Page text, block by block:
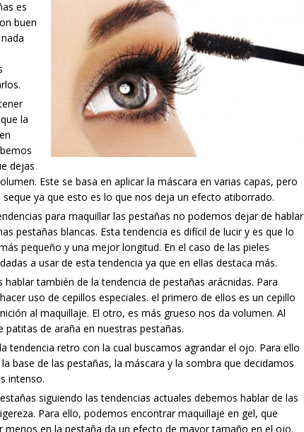
es
buen
la
dejas
Este se basa en aplicar la máscara en varias capas, pero
ya que esto es lo que nos deja un efecto atiborrado.
para maquillar las pestañas no podemos dejar de hablar
pestañas blancas. Esta tendencia es difícil de lucir y es que lo
pequeño y una mejor longitud. En el caso de las pieles
a usar de esta tendencia ya que en ellas destaca más.
también de la tendencia de pestañas arácnidas. Para
uso de cepillos especiales. el primero de ellos es un cepillo
al maquillaje. El otro, es más grueso nos da volumen. Al
de araña en nuestras pestañas.
tendencia retro con la cual buscamos agrandar el ojo. Para ello
base de las pestañas, la máscara y la sombra que decidamos
intenso.
siguiendo las tendencias actuales debemos hablar de las
Para ello, podemos encontrar maquillaje en gel, que
menos en la pestaña da un efecto de mayor tamaño en el ojo.